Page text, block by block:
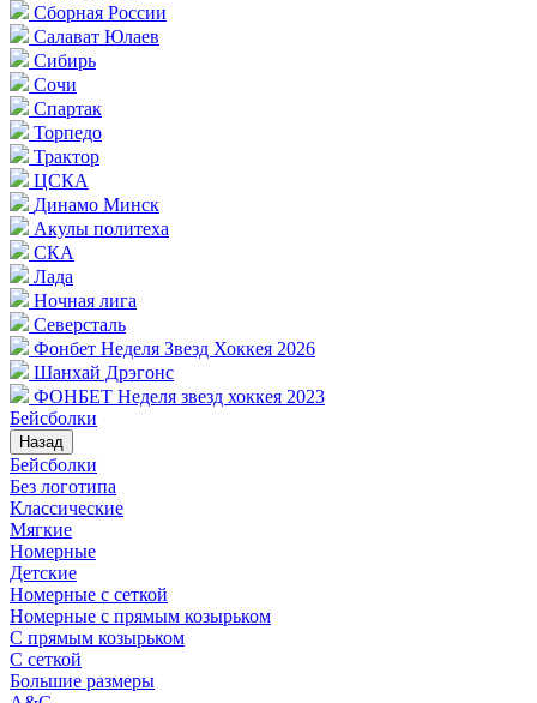
Сборная России
Салават Юлаев
Сибирь
Сочи
Спартак
Торпедо
Трактор
ЦСКА
Динамо Минск
Акулы политеха
СКА
Лада
Ночная лига
Северсталь
Фонбет Неделя Звезд Хоккея 2026
Шанхай Дрэгонс
ФОНБЕТ Неделя звезд хоккея 2023
Бейсболки
Назад
Бейсболки
Без логотипа
Классические
Мягкие
Номерные
Детские
Номерные с сеткой
Номерные с прямым козырьком
С прямым козырьком
С сеткой
Большие размеры